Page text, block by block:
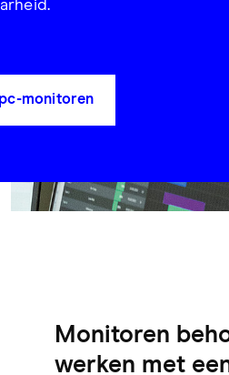
monitoren
Monitoren
werken met